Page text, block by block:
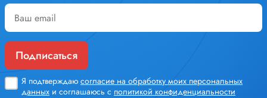
Подписаться
Я подтверждаю согласие на обработку моих персональных
данных и соглашаюсь с политикой конфиденциальности